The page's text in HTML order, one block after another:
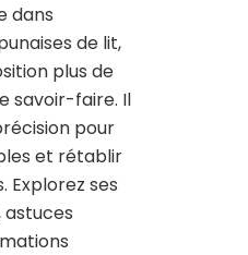
dans
de lit,
plus de
savoir-faire. Il
pour
et rétablir
Explorez ses
astuces